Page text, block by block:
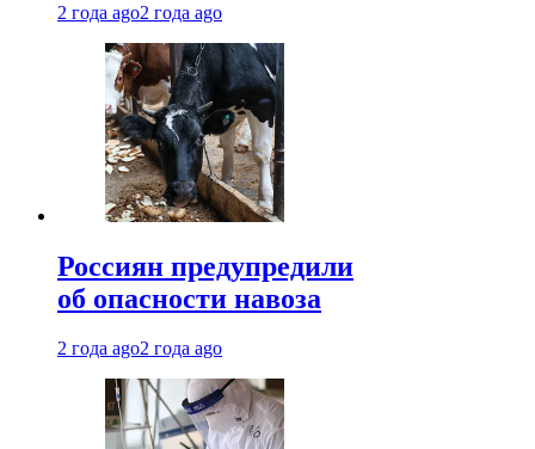
2 года ago2 года ago
Россиян предупредили
об опасности навоза
2 года ago2 года ago